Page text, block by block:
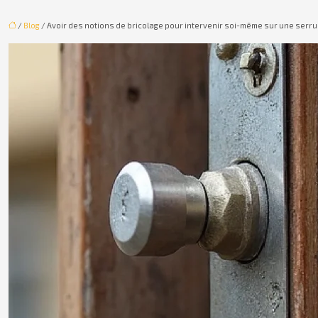
/ Blog / Avoir des notions de bricolage pour intervenir soi-même sur une